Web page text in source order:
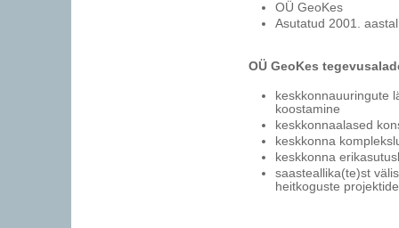
OÜ GeoKes
Asutatud 2001. aastal
OÜ GeoKes
keskkonnauuringute
koostamine
keskkonnaalased
keskkonna
keskkonna
saasteallika(te)st
heitkoguste